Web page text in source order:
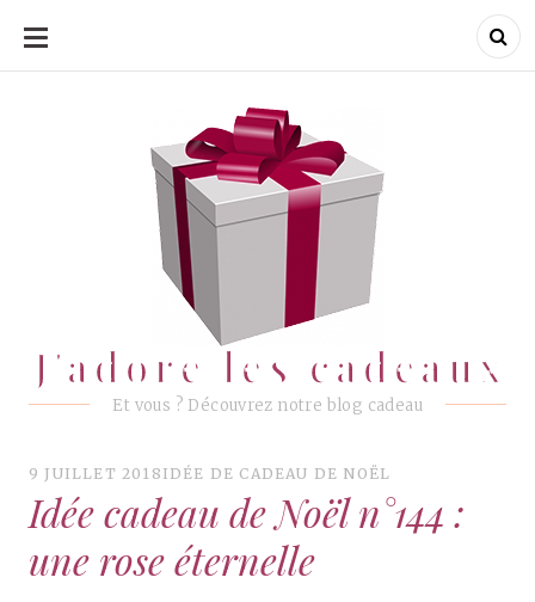
ALLER
CONTENU
J'adore les cadeaux
Et vous ? Découvrez notre blog cadeau
J'adore les cadeaux
9 JUILLET 2018 IDÉE DE CADEAU DE NOËL
Idée cadeau de Noël n°144 :
une rose éternelle